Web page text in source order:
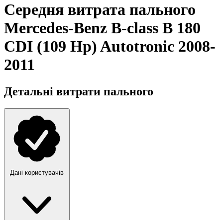
Середня витрата пального
Mercedes-Benz B-class B 180
CDI (109 Hp) Autotronic 2008-
2011
Детальні витрати пального
Дані користувачів